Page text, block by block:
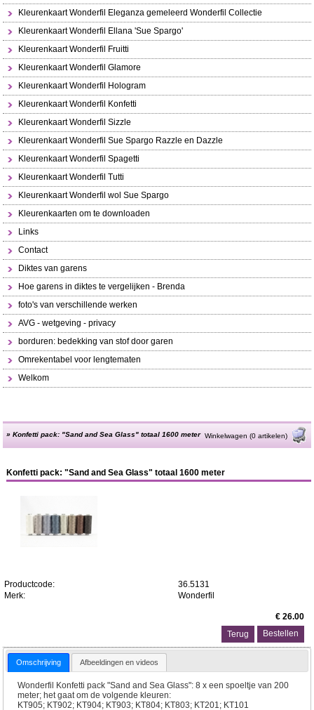
Kleurenkaart Wonderfil Eleganza gemeleerd Wonderfil Collectie
Kleurenkaart Wonderfil Ellana 'Sue Spargo'
Kleurenkaart Wonderfil Fruitti
Kleurenkaart Wonderfil Glamore
Kleurenkaart Wonderfil Hologram
Kleurenkaart Wonderfil Konfetti
Kleurenkaart Wonderfil Sizzle
Kleurenkaart Wonderfil Sue Spargo Razzle en Dazzle
Kleurenkaart Wonderfil Spagetti
Kleurenkaart Wonderfil Tutti
Kleurenkaart Wonderfil wol Sue Spargo
Kleurenkaarten om te downloaden
Links
Contact
Diktes van garens
Hoe garens in diktes te vergelijken - Brenda
foto's van verschillende werken
AVG - wetgeving - privacy
borduren: bedekking van stof door garen
Omrekentabel voor lengtematen
Welkom
»Konfetti pack: "Sand and Sea Glass" totaal 1600 meter Winkelwagen (0 artikelen)
Konfetti pack: "Sand and Sea Glass" totaal 1600 meter
Productcode:
36.5131
Merk:
Wonderfil
€ 26.00
Terug
Omschrijving Afbeeldingen en videos
Wonderfil Konfetti pack "Sand and Sea Glass": 8 x een spoeltje van 200
meter; het gaat om de volgende kleuren:
KT905; KT902; KT904; KT903; KT804; KT803; KT201; KT101